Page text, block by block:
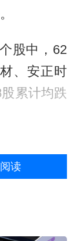
股中，62
、安正时
累计均跌
读